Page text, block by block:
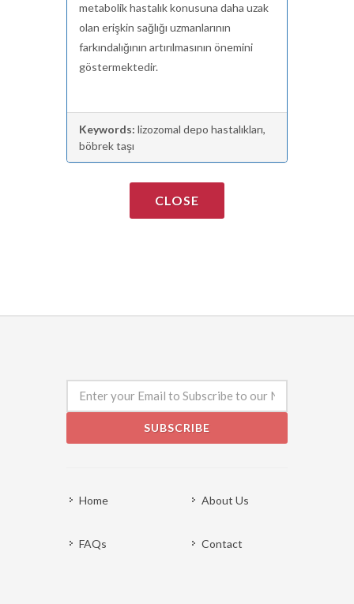
metabolik hastalık konusuna daha uzak
olan erişkin sağlığı uzmanlarının
farkındalığının artırılmasının önemini
göstermektedir.
Keywords: lizozomal depo hastalıkları,
böbrek taşı
CLOSE
SUBSCRIBE
Home About Us
FAQs Contact